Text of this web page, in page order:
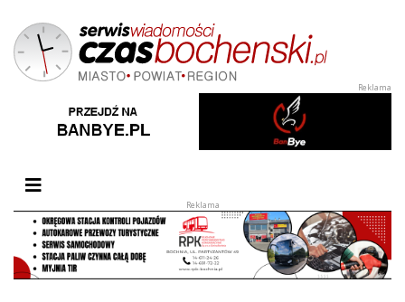
Przełącz nawigację